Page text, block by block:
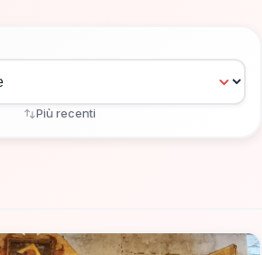
Più recenti